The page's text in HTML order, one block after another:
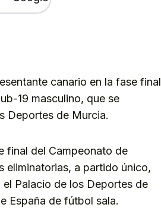
canario en la fase final
19 masculino, que se
Deportes de Murcia.
final del Campeonato de
eliminatorias, a partido único,
Palacio de los Deportes de
España de fútbol sala.